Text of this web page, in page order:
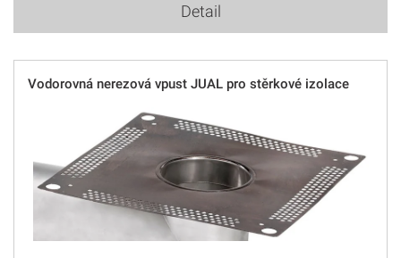
Detail
Vodorovná nerezová vpust JUAL pro stěrkové izolace